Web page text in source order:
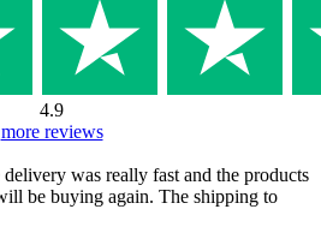
4.9
more reviews
was really fast and the products
be buying again. The shipping to